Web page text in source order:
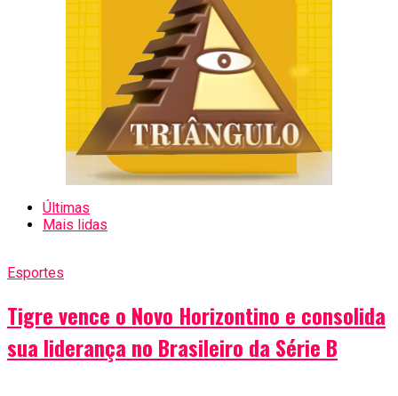
Últimas
Mais lidas
Esportes
Tigre vence o Novo Horizontino e consolida
sua liderança no Brasileiro da Série B